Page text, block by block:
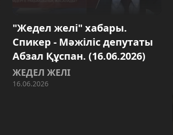
"Жедел желі" хабары.
Спикер - Мәжіліс депутаты
Абзал Құспан. (16.06.2026)
ЖЕДЕЛ ЖЕЛІ
16.06.2026